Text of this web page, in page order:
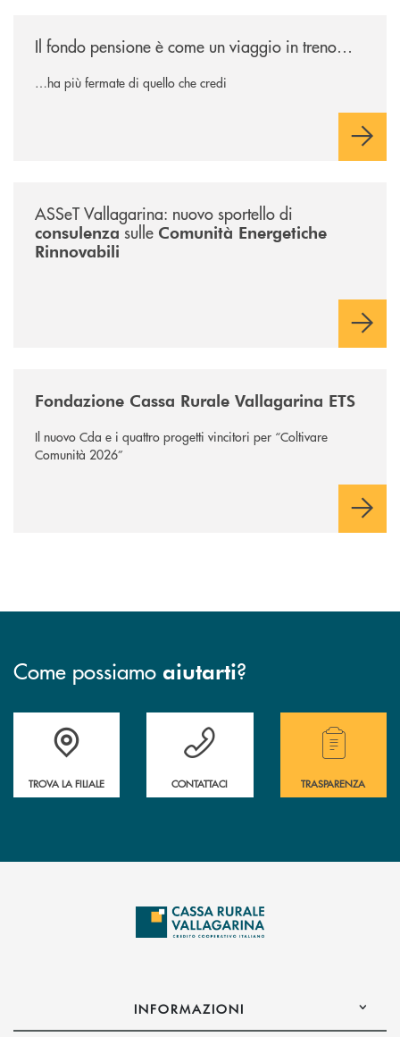
Il fondo pensione è come un viaggio in treno…
…ha più fermate di quello che credi
ASSeT Vallagarina: nuovo sportello di
consulenza sulle Comunità Energetiche
Rinnovabili
Fondazione Cassa Rurale Vallagarina ETS
Il nuovo Cda e i quattro progetti vincitori per “Coltivare
Comunità 2026”
Come possiamo aiutarti?
Accedi all' elenco completo delle filiali .
TROVA LA FILIALE
Hai bisogno di assistenza immediata?
CONTATTACI
Hai bisogno di
TRASPARENZA
INFORMAZIONI